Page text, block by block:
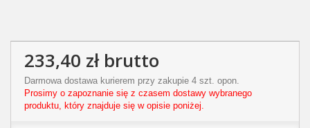
233,40 złbrutto
Darmowa dostawa kurierem przy zakupie 4 szt. opon.
Prosimy o zapoznanie się z czasem dostawy wybranego
produktu, który znajduje się w opisie poniżej.